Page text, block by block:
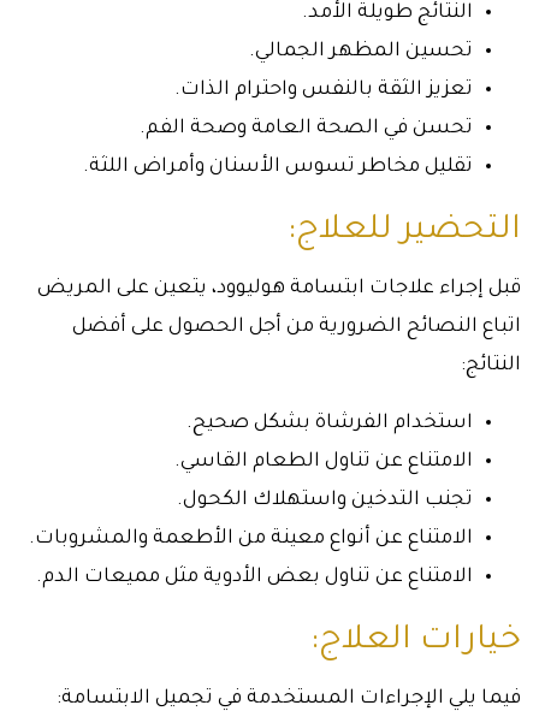
النتائج طويلة الأمد.
تحسين المظهر الجمالي.
تعزيز الثقة بالنفس واحترام الذات.
تحسن في الصحة العامة وصحة الفم.
تقليل مخاطر تسوس الأسنان وأمراض اللثة.
التحضير للعلاج:
قبل إجراء علاجات ابتسامة هوليوود، يتعين على المريض
اتباع النصائح الضرورية من أجل الحصول على أفضل
النتائج:
استخدام الفرشاة بشكل صحيح.
الامتناع عن تناول الطعام القاسي.
تجنب التدخين واستهلاك الكحول.
الامتناع عن أنواع معينة من الأطعمة والمشروبات.
الامتناع عن تناول بعض الأدوية مثل مميعات الدم.
خيارات العلاج:
فيما يلي الإجراءات المستخدمة في تجميل الابتسامة: